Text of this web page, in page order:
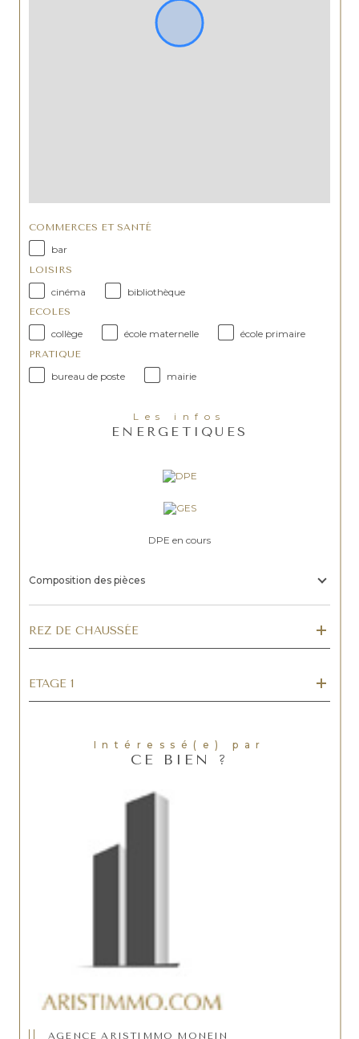
COMMERCES ET SANTÉ
bar
LOISIRS
cinéma bibliothèque
ECOLES
collège école maternelle école primaire
PRATIQUE
bureau de poste mairie
Les infos
ENERGETIQUES
DPE en cours
Composition des pièces
REZ DE CHAUSSÉE
ETAGE 1
Intéressé(e) par
CE BIEN ?
AGENCE ARISTIMMO MONEIN